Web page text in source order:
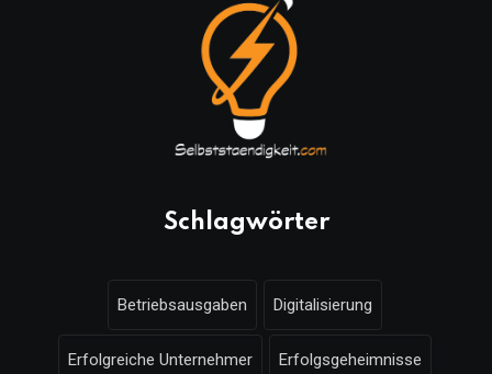
Schlagwörter
Betriebsausgaben Digitalisierung
Erfolgreiche Unternehmer Erfolgsgeheimnisse